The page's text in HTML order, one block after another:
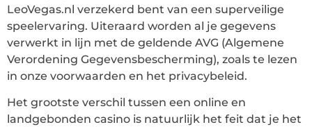
LeoVegas.nl verzekerd bent van een superveilige
speelervaring. Uiteraard worden al je gegevens
verwerkt in lijn met de geldende AVG (Algemene
Verordening Gegevensbescherming), zoals te lezen
in onze voorwaarden en het privacybeleid.
Het grootste verschil tussen een online en
landgebonden casino is natuurlijk het feit dat je het